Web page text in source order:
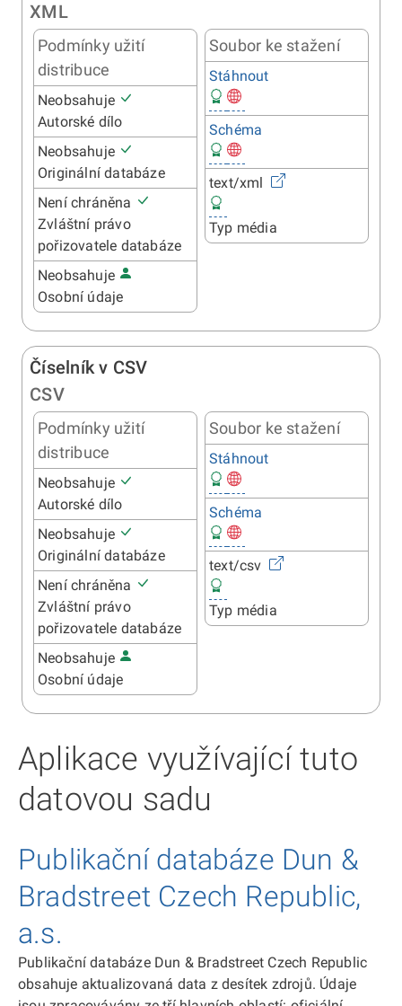
XML
Podmínky užití
distribuce
Neobsahuje
Autorské dílo
Neobsahuje
Originální databáze
Není chráněna
Zvláštní právo
pořizovatele databáze
Neobsahuje
Osobní údaje
Soubor ke stažení
Stáhnout
Schéma
text/xml
Typ média
Číselník v CSV
CSV
Podmínky užití
distribuce
Neobsahuje
Autorské dílo
Neobsahuje
Originální databáze
Není chráněna
Zvláštní právo
pořizovatele databáze
Neobsahuje
Osobní údaje
Soubor ke stažení
Stáhnout
Schéma
text/csv
Typ média
Aplikace využívající tuto
datovou sadu
Publikační databáze Dun &
Bradstreet Czech Republic,
a.s.
Publikační databáze Dun & Bradstreet Czech Republic
obsahuje aktualizovaná data z desítek zdrojů. Údaje